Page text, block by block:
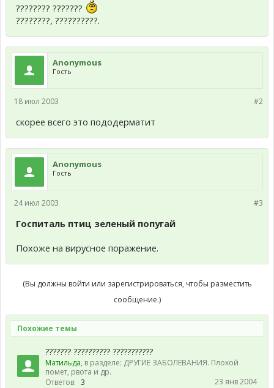
???????? ???????
????????, ??????????.
Anonymous
Гость
#2
18 июл 2003
скорее всего это пододерматит
Anonymous
Гость
#3
24 июл 2003
Госпиталь птиц зеленый попугай
Похоже на вирусное поражение.
(Вы должны войти или зарегистрироваться, чтобы разместить
сообщение.)
Похожие темы
??????? ?????????? ???????????
Матильда, в разделе: ДРУГИЕ ЗАБОЛЕВАНИЯ. Плохой
помет, рвота и др.
Ответов: 3 23 янв 2004